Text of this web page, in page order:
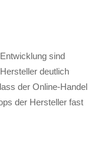
sind
deutlich
der Online-Handel
der Hersteller fast